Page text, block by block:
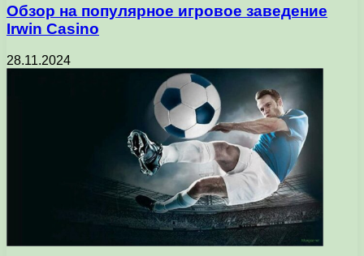
Обзор на популярное игровое заведение
Irwin Casino
28.11.2024